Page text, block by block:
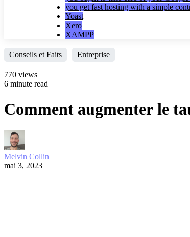
you get fast hosting with a simple
Yoast
Xero
XAMPP
Conseils et Faits Entreprise
770 views
6 minute read
Comment augmenter le
Melvin Collin
mai 3, 2023